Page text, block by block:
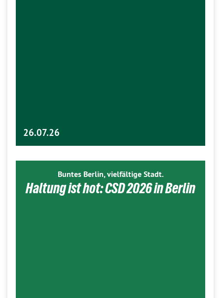
26.07.26
Buntes Berlin, vielfältige Stadt.
Haltung ist hot: CSD 2026 in Berlin